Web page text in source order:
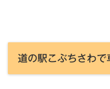
道の駅こぶちさわで